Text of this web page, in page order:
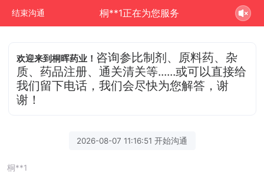
结束沟通 桐**1正在为您服务
欢迎来到桐晖药业！ 咨询参比制剂、原料药、杂
质、药品注册、通关清关等......或可以直接给
我们留下电话，我们会尽快为您解答，谢
谢！
2026-08-07 11:16:51 开始沟通
桐**1